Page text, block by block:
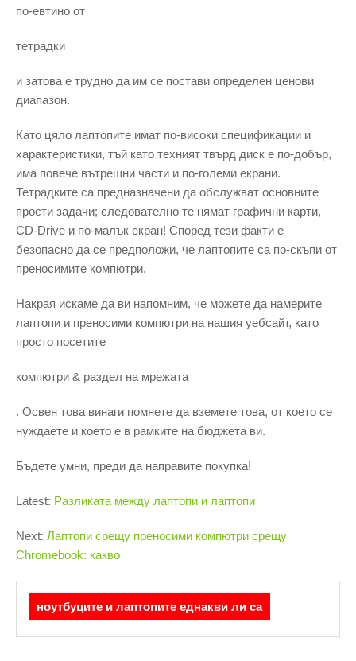
по-евтино от
тетрадки
и затова е трудно да им се постави определен ценови
диапазон.
Като цяло лаптопите имат по-високи спецификации и
характеристики, тъй като техният твърд диск е по-добър,
има повече вътрешни части и по-големи екрани.
Тетрадките са предназначени да обслужват основните
прости задачи; следователно те нямат графични карти,
CD-Drive и по-малък екран! Според тези факти е
безопасно да се предположи, че лаптопите са по-скъпи от
преносимите компютри.
Накрая искаме да ви напомним, че можете да намерите
лаптопи и преносими компютри на нашия уебсайт, като
просто посетите
компютри & раздел на мрежата
. Освен това винаги помнете да вземете това, от което се
нуждаете и което е в рамките на бюджета ви.
Бъдете умни, преди да направите покупка!
Latest: Разликата между лаптопи и лаптопи
Next: Лаптопи срещу преносими компютри срещу
Chromebook: какво
ноутбуците и лаптопите еднакви ли са